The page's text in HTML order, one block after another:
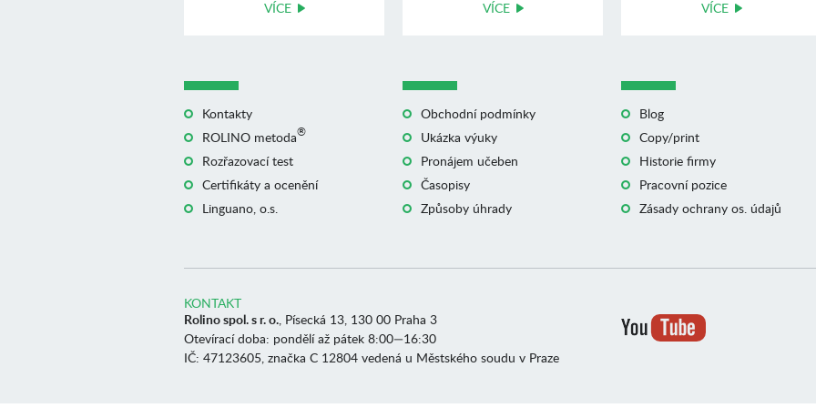
VÍCE VÍCE VÍCE
Kontakty
ROLINO metoda®
Rozřazovací test
Certifikáty a ocenění
Linguano, o.s.
Obchodní podmínky
Ukázka výuky
Pronájem učeben
Časopisy
Způsoby úhrady
Blog
Copy/print
Historie firmy
Pracovní pozice
Zásady ochrany os. údajů
KONTAKT
Rolino spol. s r. o. , Písecká 13, 130 00 Praha 3
Otevírací doba: pondělí až pátek 8:00—16:30
IČ: 47123605, značka C 12804 vedená u Městského soudu v Praze